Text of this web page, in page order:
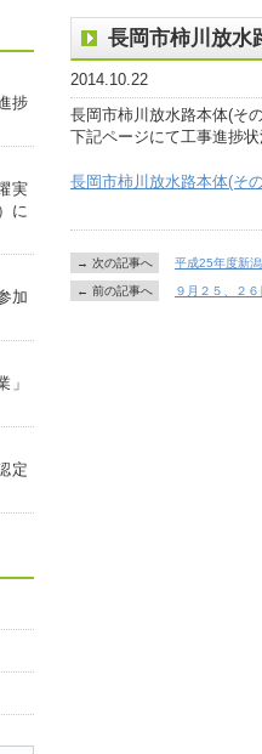
長岡市柿川放水
2014.10.22
長岡市柿川放水路本体(そ
下記ページにて工事進捗
長岡市柿川放水路本体(そ
→ 次の記事へ 平成25年度新
← 前の記事へ ９月２５、２
捗
実
に
加
」
定